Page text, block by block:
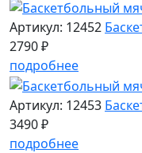
Артикул: 12452
2790 ₽
подробнее
Артикул: 12453
3490 ₽
подробнее